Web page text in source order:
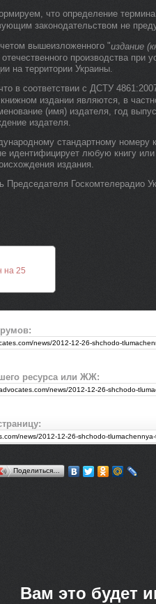
что определение
законодательством не
вышеизложенного "издание
производства при
на территории Украины.
в соответствии с ДСТУ
издании являются, в
(имя) издателя, год
издателя.
стандартному номеру
идентифицирует любую книгу
издания.
Председателя Госкомтелерадио
на 25
ресурса или ЖЖ:
Поделиться…
Вам это будет